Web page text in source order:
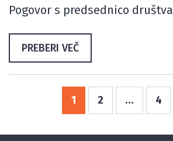
Pogovor s predsednico društva
PREBERI VEČ
1 2 … 4